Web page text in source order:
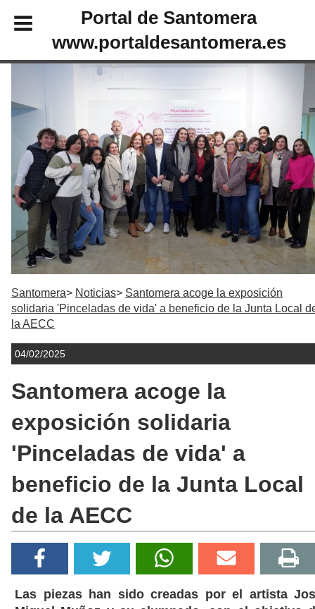
Portal de Santomera
www.portaldesantomera.es
Santomera Noticias
Santomera acoge la exposición
solidaria 'Pinceladas de vida' a beneficio de la Junta Local
la AECC
04/02/2025
Santomera acoge la
exposición solidaria
'Pinceladas de vida' a
beneficio de la Junta Local
de la AECC
Las piezas han sido creadas por el artista